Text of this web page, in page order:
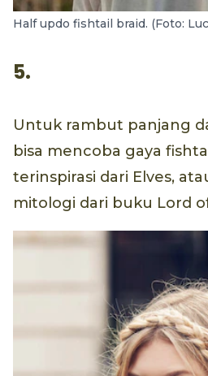
Half updo fishtail braid. (Foto:
5.
Untuk rambut panjang
bisa mencoba gaya
terinspirasi dari Elves,
mitologi dari buku Lord